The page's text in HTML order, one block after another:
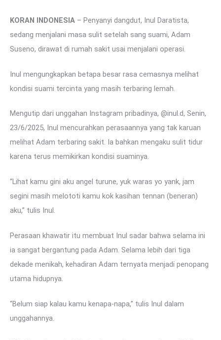
KORAN INDONESIA – Penyanyi dangdut, Inul Daratista,
sedang menjalani masa sulit setelah sang suami, Adam
Suseno, dirawat di rumah sakit usai menjalani operasi.
Inul mengungkapkan betapa besar rasa cemasnya melihat
kondisi suami tercinta yang masih terbaring lemah.
Mengutip dari unggahan Instagram pribadinya, @inul.d, Senin,
23/6/2025, Inul mencurahkan perasaannya yang tak karuan
melihat Adam terbaring sakit. Ia bahkan mengaku sulit tidur
karena terus memikirkan kondisi suaminya.
“Lihat kamu gini aku angel turune, yuk waras yo yank, jam
segini masih melototi kamu kok kasihan tennan (beneran)
aku,” tulis Inul.
Perasaan khawatir itu membuat Inul sadar bahwa selama ini
ia sangat bergantung pada Adam. Selama lebih dari tiga
dekade menikah, kehadiran Adam ternyata menjadi penopang
utama hidupnya.
“Belum siap kalau kamu kenapa-napa,” tulis Inul dalam
unggahannya.